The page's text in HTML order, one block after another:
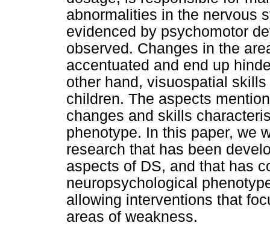
abnormalities in the nervous
evidenced by psychomotor
observed. Changes in the
accentuated and end up
other hand, visuospatial
children. The aspects
changes and skills
phenotype. In this paper, we
research that has been
aspects of DS, and that has
neuropsychological
allowing interventions that
areas of weakness.